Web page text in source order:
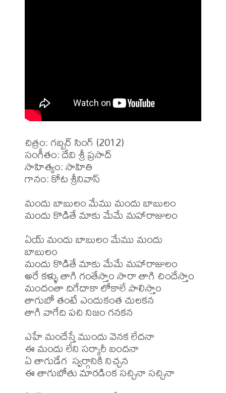
చిత్రం: గబ్బర్ సింగ్ (2012)
సంగీతం: దేవి శ్రీ ప్రసాద్
సాహిత్యం: సాహితి
గానం: కోట శ్రీనివాస్
మందు బాబులం మేము మందు బాబులం
మందు కొడితే మాకు మేమే మహారాజులం
ఏయ్ మందు బాబులం మేము మందు
బాబులం
మందు కొడితే మాకు మేమే మహారాజులం
అరే కళ్ళు తాగి గంతేస్తాం సారా తాగి చిందేస్తాం
మందంతా దిగేదాకా లోకాలే పాలిస్తాం
తాగుబో తంటే ఎందుకంత చులకన
తాగి వాగేది పచి నిజం గనకన
ఎహే మందేస్తే ముందు వెనక లేదనా
ఈ మందు లేని సర్కారీ బందనా
ఏ తాగుడేగ  స్వర్గానికి నిచ్చన
ఈ తాగుబోతు మారడింక సచ్చినా సచ్చినా